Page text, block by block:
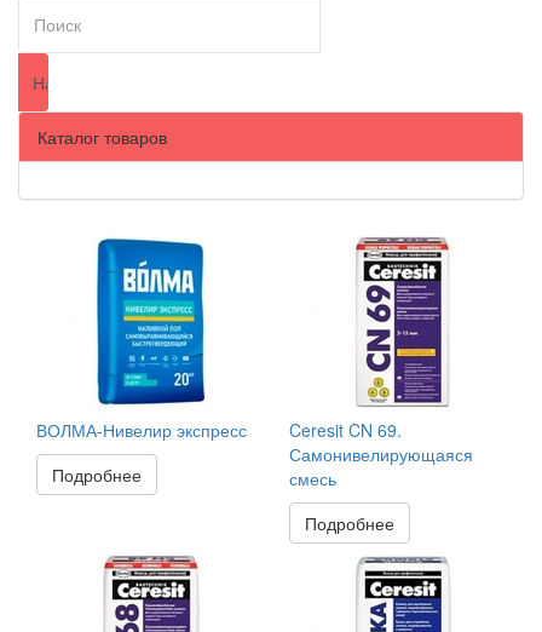
Каталог товаров
ВОЛМА-Нивелир экспресс
Подробнее
Ceresit CN 69.
Самонивелирующаяся
смесь
Подробнее